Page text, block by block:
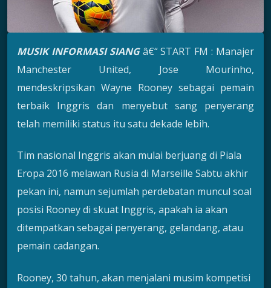
MUSIK INFORMASI SIANGâ€“ START FM : Manajer
Manchester United, Jose Mourinho,
mendeskripsikan Wayne Rooney sebagai pemain
terbaik Inggris dan menyebut sang penyerang
telah memiliki status itu satu dekade lebih.
Tim nasional Inggris akan mulai berjuang di Piala
Eropa 2016 melawan Rusia di Marseille Sabtu akhir
pekan ini, namun sejumlah perdebatan muncul soal
posisi Rooney di skuat Inggris, apakah ia akan
ditempatkan sebagai penyerang, gelandang, atau
pemain cadangan.
Rooney, 30 tahun, akan menjalani musim kompetisi